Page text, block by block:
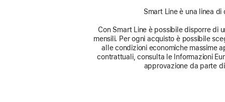
Smart Line è una linea
Con Smart Line è possibile disporre di
mensili. Per ogni acquisto è possibile
alle condizioni economiche massime
contrattuali, consulta le Informazioni
approvazione da parte